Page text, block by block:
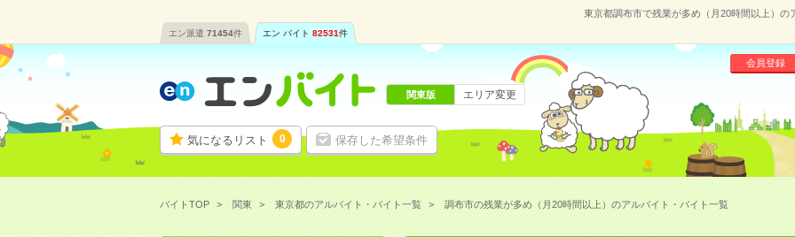
東京都調布市で残業が多め（月20時間以上）
エン派遣 71454件 エン バイト 82531件
気になるリスト 0 保存した希望条件
会員登録
関東版 エリア変更
バイトTOP 関東 東京都のアルバイト・バイト一覧 調布市の残業が多め（月20時間以上）のアルバイト・バイト一覧